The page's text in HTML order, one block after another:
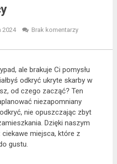
2024 Brak komentarzy
ale brakuje Ci pomysłu
odkryć ukryte skarby w
od czego zacząć? Ten
niezapomniany
nie opuszczając zbyt
Dzięki naszym
miejsca, które z
gustu.